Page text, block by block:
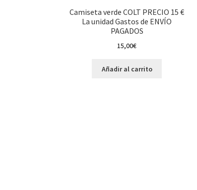
Camiseta verde COLT PRECIO 15 €
La unidad Gastos de ENVÍO
PAGADOS
15,00€
Añadir al carrito